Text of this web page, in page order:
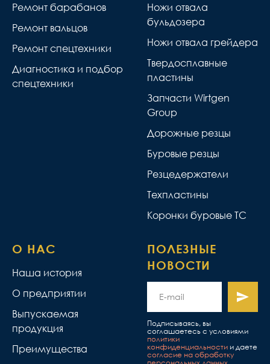
Ремонт барабанов
Ремонт вальцов
Ремонт спецтехники
Диагностика и подбор
спецтехники
Ножи отвала
бульдозера
Ножи отвала грейдера
Твердосплавные
пластины
Запчасти Wirtgen
Group
Дорожные резцы
Буровые резцы
Резцедержатели
Техпластины
Коронки буровые ТС
О НАС
Наша история
О предприятии
Выпускаемая
продукция
Преимущества
ПОЛЕЗНЫЕ
НОВОСТИ
Подписываясь, вы
соглашаетесь с условиями
политики
конфиденциальности и даете
согласие на обработку